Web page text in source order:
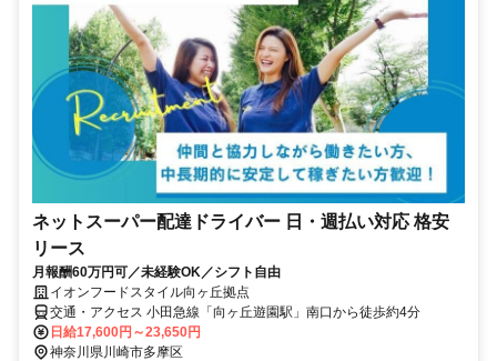
ネットスーパー配達ドライバー 日・週払い対応 格安
リース
月報酬60万円可／未経験OK／シフト自由
イオンフードスタイル向ヶ丘拠点
交通・アクセス 小田急線「向ヶ丘遊園駅」南口から徒歩約4分
日給17,600円～23,650円
神奈川県川崎市多摩区